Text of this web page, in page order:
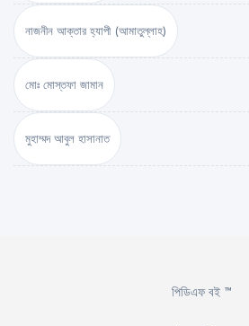
নাজনীন আক্তার হ্যাপী (আমাতুল্লাহ)
মোঃ মোস্তফা জামান
মুহাম্মদ আবুল হাসানাত
পিডিএফ বই ™